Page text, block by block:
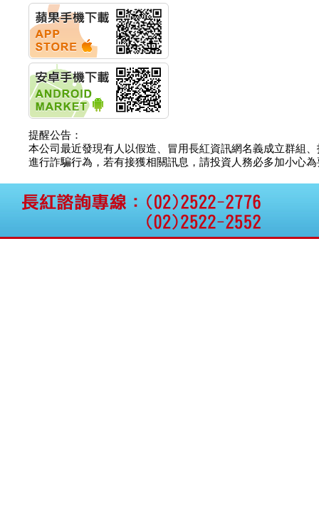
華旭先進:代重要子公司
碩通散熱股份有限公司
公告董事會通過發言人
及代理發
華旭先進:代重要子公司
碩通散熱股份有限公司
公告董事會決議發行員
工認股權
華旭先進:代重要子公司
碩通散熱股份有限公司
公告董事會追認113年
向關係
華旭先進:代重要子公司
碩通散熱股份有限公司
公告向關係人取得使用
權資產
仁新醫藥:代重要子公司
BeliteBio,Inc公告受邀參
提醒公告：
本公司最近發現有人以假造、冒用長紅資訊網名義成立群組
進行詐騙行為，若有接獲相關訊息，請投資人務必多加小心